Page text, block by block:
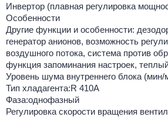
Инвертор (плавная регулировка
Особенности
Другие функции и особенности:
генератор анионов, возможность
воздушного потока, система против
функция запоминания настроек,
Уровень шума внутреннего блока
Тип хладагента:R 410A
Фаза:однофазный
Регулировка скорости вращения